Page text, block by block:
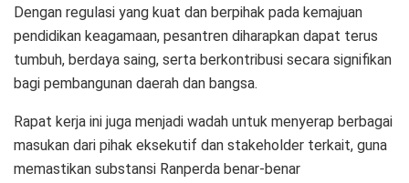
Dengan regulasi yang kuat dan berpihak pada kemajuan
pendidikan keagamaan, pesantren diharapkan dapat terus
tumbuh, berdaya saing, serta berkontribusi secara signifikan
bagi pembangunan daerah dan bangsa.
Rapat kerja ini juga menjadi wadah untuk menyerap berbagai
masukan dari pihak eksekutif dan stakeholder terkait, guna
memastikan substansi Ranperda benar-benar